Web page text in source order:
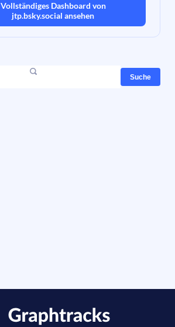
Vollständiges Dashboard von
jtp.bsky.social ansehen
Suche